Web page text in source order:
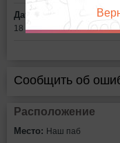
Дата:
18 марта в 18:00
Сообщить об
Расположение
Место: Наш паб